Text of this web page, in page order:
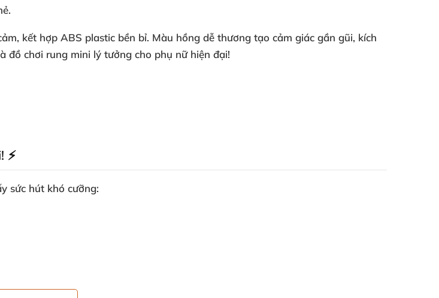
, kết hợp ABS plastic bền bỉ. Màu hồng dễ thương tạo cảm giác gần gũi, kích
đồ chơi rung mini lý tưởng cho phụ nữ hiện đại!
⚡
sức hút khó cưỡng: